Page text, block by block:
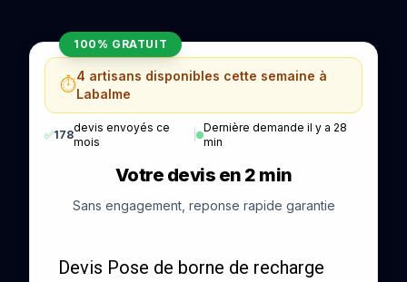
100% GRATUIT
⏱️4 artisans disponibles cette semaine à
Labalme
✅178
devis envoyés ce
mois
|
Dernière demande il y a 28
min
Votre devis en 2 min
Sans engagement, reponse rapide garantie
Devis Pose de borne de recharge